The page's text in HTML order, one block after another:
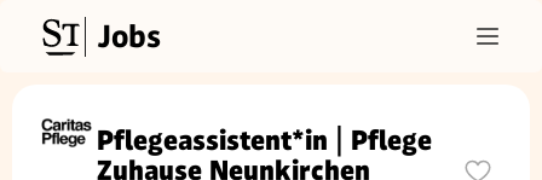
Jobs
Pflegeassistent*in | Pflege
Zuhause Neunkirchen